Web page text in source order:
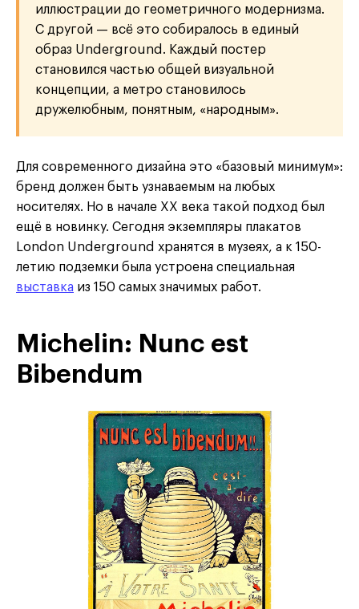
иллюстрации до геометричного модернизма.
С другой — всё это собиралось в единый
образ Underground. Каждый постер
становился частью общей визуальной
концепции, а метро становилось
дружелюбным, понятным, «народным».
Для современного дизайна это «базовый минимум»:
бренд должен быть узнаваемым на любых
носителях. Но в начале XX века такой подход был
ещё в новинку. Сегодня экземпляры плакатов
London Underground хранятся в музеях, а к 150-
летию подземки была устроена специальная
выставка из 150 самых значимых работ.
Michelin: Nunc est
Bibendum